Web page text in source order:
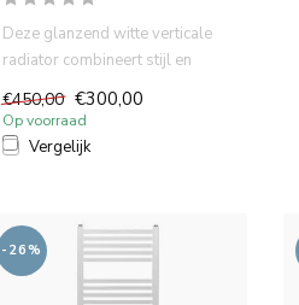
Deze glanzend witte verticale
radiator combineert stijl en
€450,00 €300,00
Op voorraad
Vergelijk
-26%